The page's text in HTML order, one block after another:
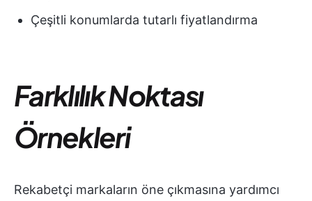
Çeşitli konumlarda tutarlı fiyatlandırma
Farklılık Noktası
Örnekleri
Rekabetçi markaların öne çıkmasına yardımcı